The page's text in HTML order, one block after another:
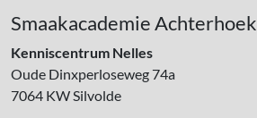
Smaakacademie Achterhoek
Kenniscentrum Nelles
Oude Dinxperloseweg 74a
7064 KWSilvolde